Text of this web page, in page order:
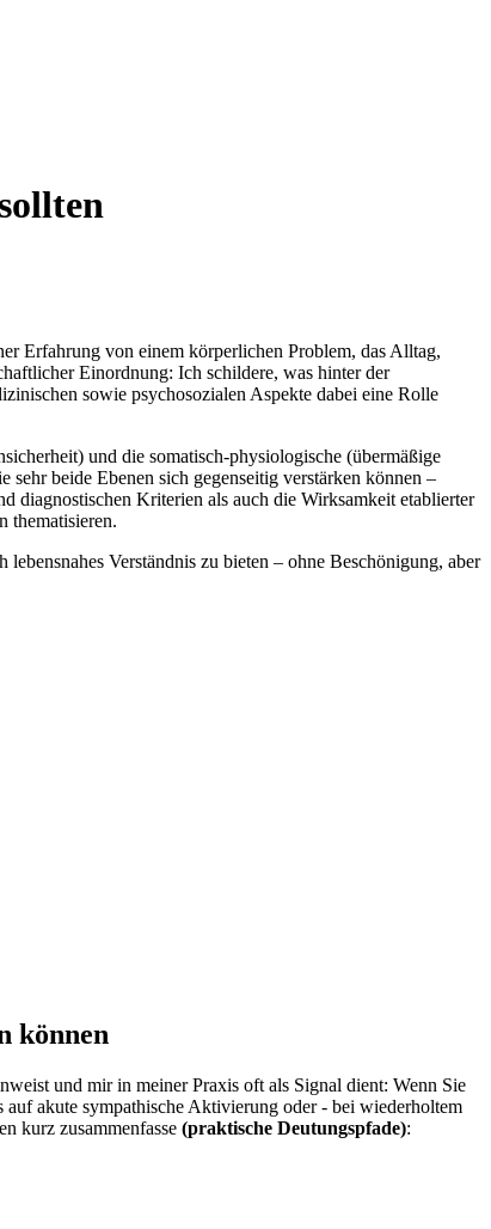
Erfahrung von einem körperlichen Problem, das‍ Alltag,
Einordnung: Ich ‌schildere, was hinter der
sowie psychosozialen Aspekte dabei eine Rolle
und die somatisch-physiologische (übermäßige
beide Ebenen sich ⁣gegenseitig ‌verstärken können –
diagnostischen Kriterien als⁤ auch die Wirksamkeit ​etablierter⁤
thematisieren.
Verständnis zu bieten – ohne Beschönigung, aber
können
und mir in‍ meiner Praxis oft als Signal dient:‍ Wenn Sie
akute sympathische Aktivierung oder -⁤ bei wiederholtem
⁤kurz ‌zusammenfasse⁤ (praktische⁢ Deutungspfade):